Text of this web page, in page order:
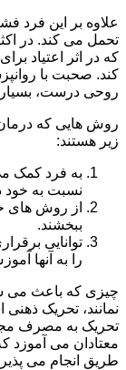
علاوه بر این فرد
تحمل می کند. در
که در اثر اعتیاد
کند. صحبت با
روحی درست، بسیار
روش هایی که
زیر هستند:
به فرد کمک
نسبت به خود
از روش های
ببخشند.
توانایی
را به آنها
چیزی که باعث می
نمانند، تحریک
تحریک به مصرف
معتادان می آموزد
طریق انجام می